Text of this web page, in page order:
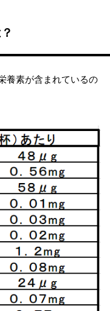
養素が含まれているの